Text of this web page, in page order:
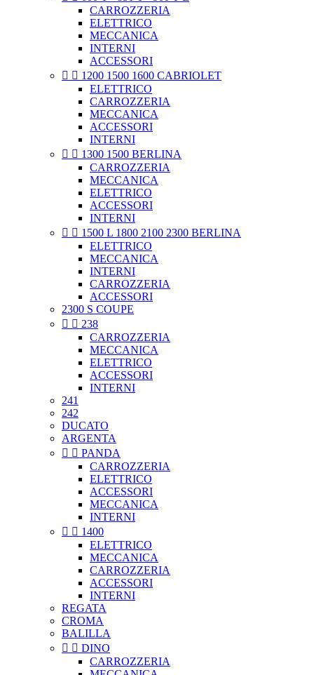
CARROZZERIA
ELETTRICO
MECCANICA
INTERNI
ACCESSORI
  1200 1500 1600 CABRIOLET
ELETTRICO
CARROZZERIA
MECCANICA
ACCESSORI
INTERNI
  1300 1500 BERLINA
CARROZZERIA
MECCANICA
ELETTRICO
ACCESSORI
INTERNI
  1500 L 1800 2100 2300 BERLINA
ELETTRICO
MECCANICA
INTERNI
CARROZZERIA
ACCESSORI
2300 S COUPE
  238
CARROZZERIA
MECCANICA
ELETTRICO
ACCESSORI
INTERNI
241
242
DUCATO
ARGENTA
  PANDA
CARROZZERIA
ELETTRICO
ACCESSORI
MECCANICA
INTERNI
  1400
ELETTRICO
MECCANICA
CARROZZERIA
ACCESSORI
INTERNI
REGATA
CROMA
BALILLA
  DINO
CARROZZERIA